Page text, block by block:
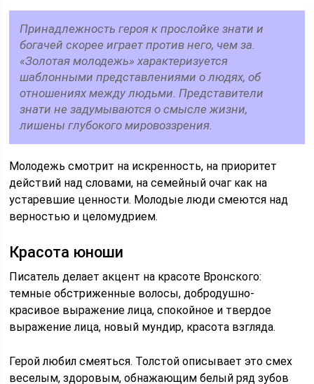
Принадлежность героя к прослойке знати и
богачей скорее играет против него, чем за.
«Золотая молодежь» характеризуется
шаблонными представлениями о людях, об
отношениях между людьми. Представители
знати не задумываются о смысле жизни,
лишены глубокого мировоззрения.
Молодежь смотрит на искренность, на приоритет
действий над словами, на семейный очаг как на
устаревшие ценности. Молодые люди смеются над
верностью и целомудрием.
Красота юноши
Писатель делает акцент на красоте Вронского:
темные обстриженные волосы, добродушно-
красивое выражение лица, спокойное и твердое
выражение лица, новый мундир, красота взгляда.
Герой любил смеяться. Толстой описывает это смех
веселым, здоровым, обнажающим белый ряд зубов